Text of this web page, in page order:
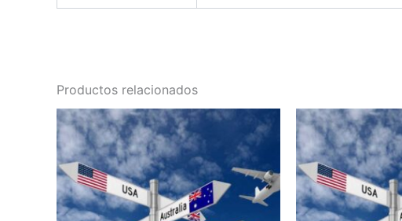
Productos relacionados